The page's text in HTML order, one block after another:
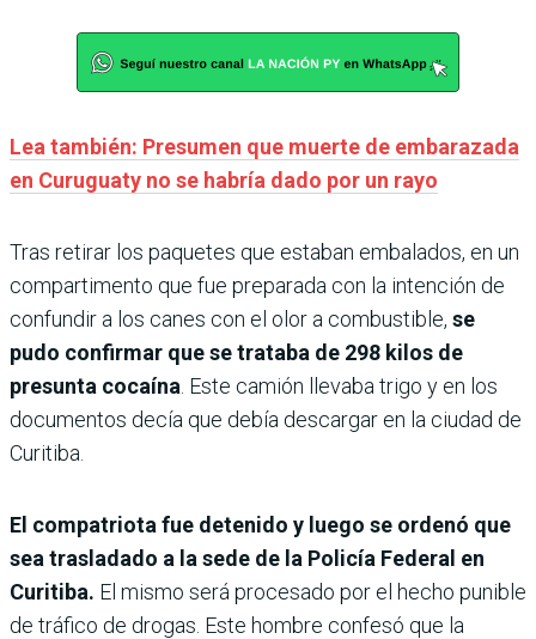
Lea también: Presumen que muerte de embarazada
en Curuguaty no se habría dado por un rayo
Tras retirar los paquetes que estaban embalados, en un
compartimento que fue preparada con la intención de
confundir a los canes con el olor a combustible, se
pudo confirmar que se trataba de 298 kilos de
presunta cocaína . Este camión llevaba trigo y en los
documentos decía que debía descargar en la ciudad de
Curitiba.
El compatriota fue detenido y luego se ordenó que
sea trasladado a la sede de la Policía Federal en
Curitiba. El mismo será procesado por el hecho punible
de tráfico de drogas. Este hombre confesó que la